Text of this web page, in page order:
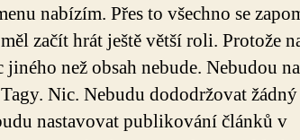
nabízím. Přes to všechno se
začít hrát ještě větší roli. Protože
než obsah nebude. Nebudou
Nic. Nebudu dododržovat žádný
nastavovat publikování článků v